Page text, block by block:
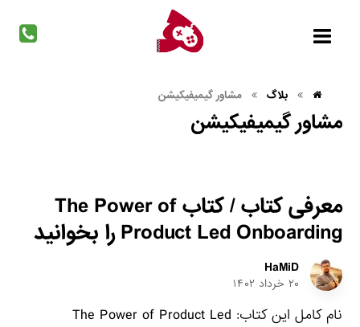
بلاگ مشاور گیمیفیکیشن
مشاور گیمیفیکیشن
معرفی کتاب / کتاب The Power of
Product Led Onboarding را بخوانید
HaMiD
۲۰ خرداد ۱۴۰۲
نام کامل این کتاب: The Power of Product Led